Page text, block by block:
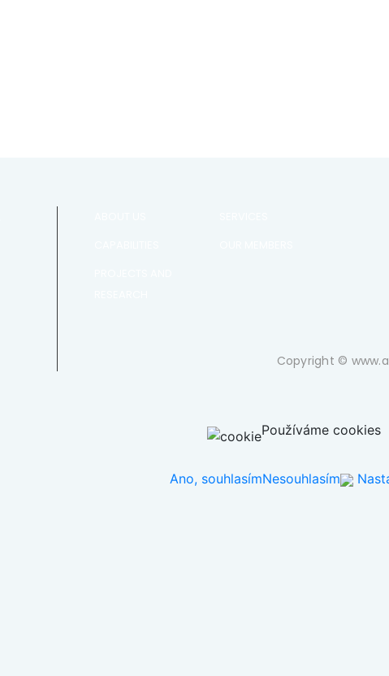
Copyright ©
Používáme cookies
Ano, souhlasímNesouhlasím